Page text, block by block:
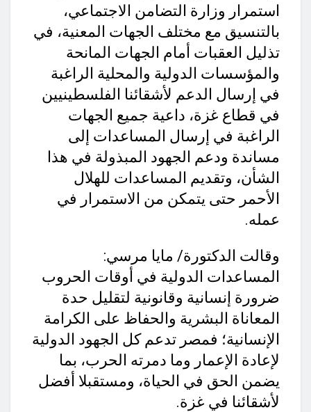
استمرار وزارة التضامن الاجتماعي،
بالتنسيق مع مختلف الجهات المعنية، في
تذليل العقبات أمام الجهات المانحة
والمؤسسات الدولية والمحلية الراغبة
في إرسال الدعم لأشقائنا الفلسطينيين
في قطاع غزة، داعية جميع الجهات
الراغبة في إرسال المساعدات إلى
مساندة ودعم الجهود المبذولة في هذا
الشأن، وتقديم المساعدات للهلال
الأحمر حتى يتمكن من الاستمرار في
عمله.
وقالت الدكتورة/ مايا مرسي:
المساعدات الدولية في أوقات الحروب
ضرورة إنسانية وقانونية لتقليل حدة
المعاناة البشرية والحفاظ على الكرامة
الإنسانية؛ فمصر تدعم كل الجهود الدولية
لإعادة الإعمار وما دمرته الحرب، بما
يضمن الحق في الحياة، ومستقبلا أفضل
لأشقائنا في غزة.